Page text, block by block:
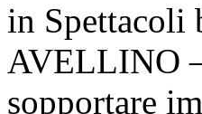
in Spettacoli
AVELLINO
sopportare